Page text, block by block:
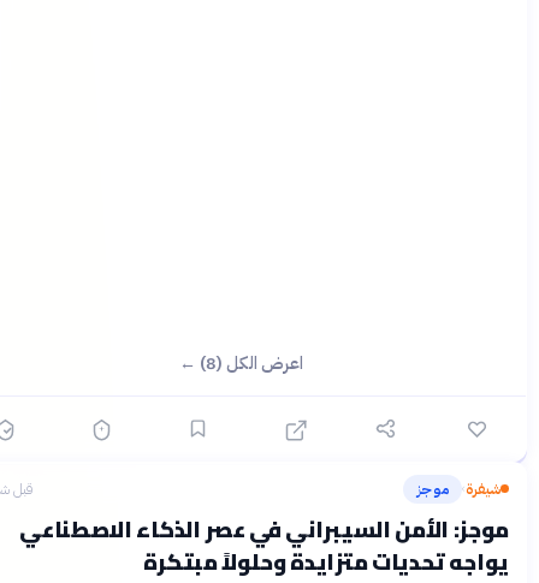
اعرض الكل (8) ←
› موجز قبل شهرين
الأمن السيبراني في عصر الذكاء الاصطناعي
تحديات متزايدة وحلولاً مبتكرة